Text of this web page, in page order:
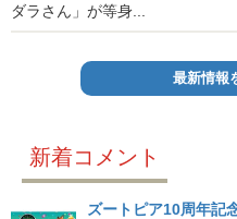
ダラさん」が等身...
最新情報
新着コメント
ズートピア10周年記